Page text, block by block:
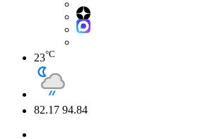
23°C
82.17 94.84